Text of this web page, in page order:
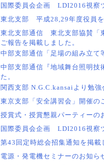
国際委員会企画 LDI2016視察
東北支部 平成28,29年度役員を
東北支部通信 東北支部協賛「
ご報告を掲載しました。
中部支部通信「足場の組み立て
中部支部通信『地域舞台照明技
た。
関西支部 N.G.C.kansaiより勉強
東京支部「安全講習会」開催の
授賞式・授賞懇親パーティーの
国際委員会企画 LDI2016視察
第43回定時総会招集通知を掲載
電源・発電機セミナーのお知ら